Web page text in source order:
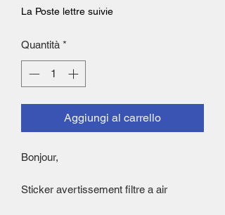
La Poste lettre suivie
Quantità *
Aggiungi al carrello
Bonjour,
Sticker avertissement filtre a air